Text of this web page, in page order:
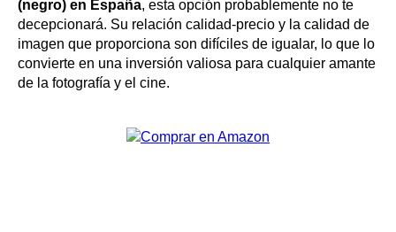
(negro) en España, esta opción probablemente no te
decepcionará. Su relación calidad-precio y la calidad de
imagen que proporciona son difíciles de igualar, lo que lo
convierte en una inversión valiosa para cualquier amante
de la fotografía y el cine.